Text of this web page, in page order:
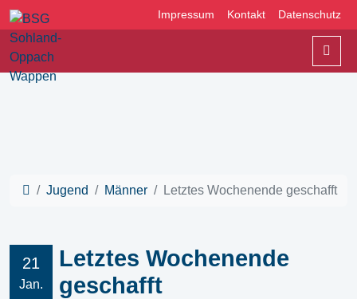
Impressum Kontakt Datenschutz
Jugend Männer Letztes Wochenende geschafft
21
Jan.
Letztes Wochenende
geschafft